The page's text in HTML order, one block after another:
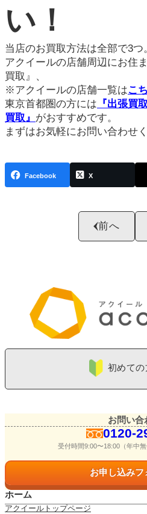
い！
当店のお買取方法は全部で3つ
アクイールの店舗周辺にお住
買取』、
※アクイールの店舗一覧はこ
東京首都圏の方には 『出張買取
買取』 がおすすめです。
まずはお気軽にお問い合わせく
Facebook X
前へ
初めて
お問い合
0120-
受付時間9:00〜18:00（年中
お申し込みフ
ホーム
アクイールトップページ